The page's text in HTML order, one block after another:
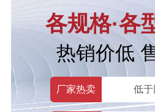
各规格·各
热销价低
厂家热卖 低于